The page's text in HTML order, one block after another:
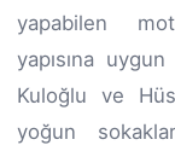
yapabilen
yapısına
Kuloğlu ve
yoğun